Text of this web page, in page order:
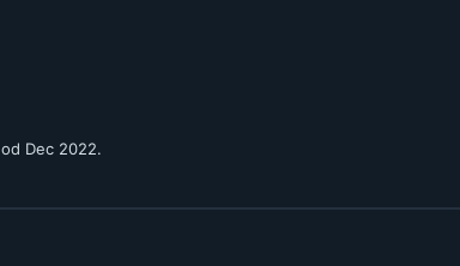
od Dec 2022.